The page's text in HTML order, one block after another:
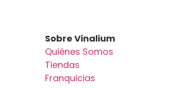
Sobre Vinalium
Quiénes Somos
Tiendas
Franquicias